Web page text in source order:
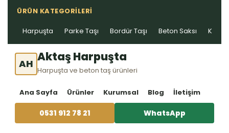
ÜRÜN KATEGORILERI
Harpuşta Parke Taşı Bordür Taşı Beton Saksı Kablo
AH Aktaş Harpuşta
Harpuşta ve beton taş ürünleri
Ana Sayfa Ürünler Kurumsal Blog İletişim
0531 912 78 21 WhatsApp